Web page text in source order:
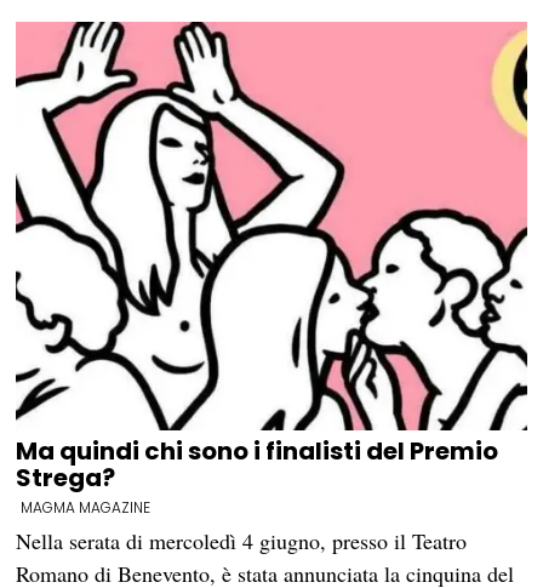
Ma quindi chi sono i finalisti del Premio
Strega?
MAGMA MAGAZINE
Nella serata di mercoledì 4 giugno, presso il Teatro
Romano di Benevento, è stata annunciata la cinquina del